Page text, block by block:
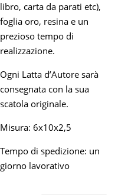
libro, carta da parati etc),
foglia oro, resina e un
prezioso tempo di
realizzazione.
Ogni Latta d’Autore sarà
consegnata con la sua
scatola originale.
Misura: 6x10x2,5
Tempo di spedizione: un
giorno lavorativo